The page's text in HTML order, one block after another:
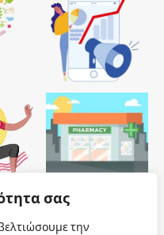
σας
την